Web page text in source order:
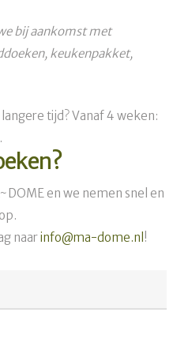
en we nemen snel en
naarinfo@ma-dome.nl !
bij aankomst met
keukenpakket,
tijd? Vanaf 4 weken: